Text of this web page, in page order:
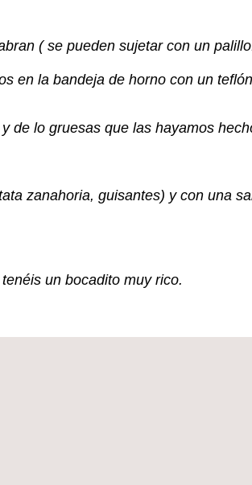
( se pueden sujetar con un
en la bandeja de horno con un
de lo gruesas que las hayamos
zanahoria, guisantes) y con una
un bocadito muy rico.